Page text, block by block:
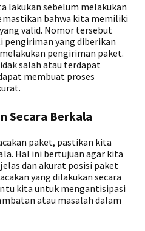
lakukan sebelum melakukan
bahwa kita memiliki
valid. Nomor tersebut
pengiriman yang diberikan
pengiriman paket.
salah atau terdapat
membuat proses
Secara Berkala
paket, pastikan kita
Hal ini bertujuan agar kita
dan akurat posisi paket
yang dilakukan secara
kita untuk mengantisipasi
atau masalah dalam